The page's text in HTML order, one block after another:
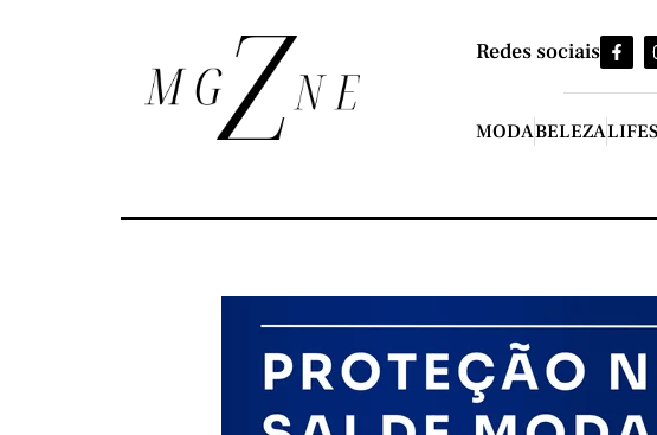
Redes sociais
MODABELEZA